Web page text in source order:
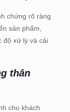
chứng rõ ràng
sản phẩm,
độ xử lý và cải
thân
cho khách